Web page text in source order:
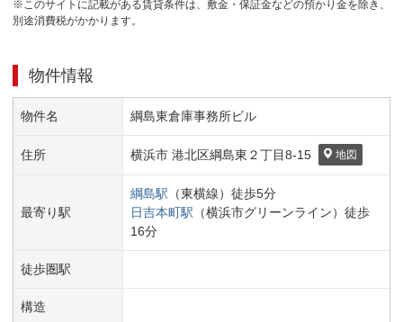
※このサイトに記載がある賃貸条件は、敷金・保証金などの預かり金を除き、
別途消費税がかかります。
物件情報
物件名 綱島東倉庫事務所ビル
住所 横浜市 港北区綱島東２丁目8-15 地図
最寄り駅
綱島駅 （東横線） 徒歩5分
日吉本町駅 （横浜市グリーンライン） 徒歩
16分
徒歩圏駅
構造